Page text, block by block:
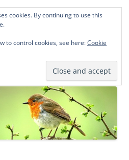
Genealogien
und Jens Kirchhoff
springen
cookies. By continuing to use this
to control cookies, see here:Cookie